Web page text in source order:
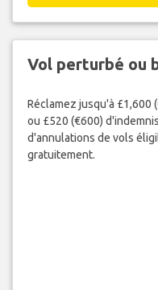
Vol perturbé ou
Réclamez jusqu'à £1,600
ou £520 (€600)
d'annulations de vols
gratuitement.